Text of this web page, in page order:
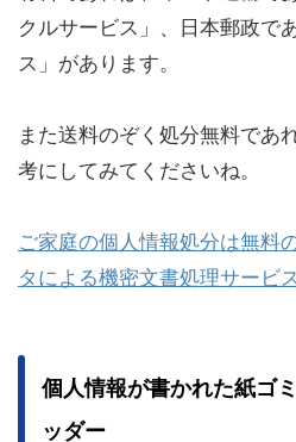
クルサービス」、日本郵政で
ス」があります。
また送料のぞく処分無料であ
考にしてみてくださいね。
ご家庭の個人情報処分は無料
タによる機密文書処理サービス
個人情報が書かれた紙ゴ
ッダー